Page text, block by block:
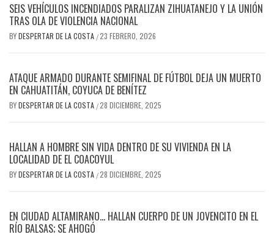
SEIS VEHÍCULOS INCENDIADOS PARALIZAN ZIHUATANEJO Y LA UNIÓN
TRAS OLA DE VIOLENCIA NACIONAL
BYDESPERTAR DE LA COSTA /23 FEBRERO, 2026
ATAQUE ARMADO DURANTE SEMIFINAL DE FÚTBOL DEJA UN MUERTO
EN CAHUATITÁN, COYUCA DE BENÍTEZ
BYDESPERTAR DE LA COSTA /28 DICIEMBRE, 2025
HALLAN A HOMBRE SIN VIDA DENTRO DE SU VIVIENDA EN LA
LOCALIDAD DE EL COACOYUL
BYDESPERTAR DE LA COSTA /28 DICIEMBRE, 2025
EN CIUDAD ALTAMIRANO… HALLAN CUERPO DE UN JOVENCITO EN EL
RÍO BALSAS; SE AHOGÓ